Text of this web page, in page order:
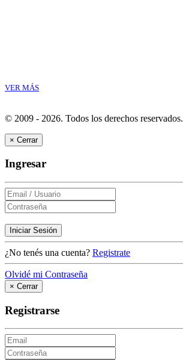
VER MÁS
© 2009 - 2026. Todos los derechos reservados.
× Cerrar
Ingresar
Iniciar Sesión
¿No tenés una cuenta? Registrate
Olvidé mi Contraseña
× Cerrar
Registrarse